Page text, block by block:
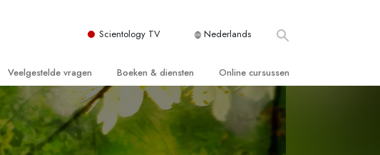
Scientology TV Nederlands
Leven
Veelgestelde vragen
Achtergrond en Grondbeginselen
Binnen in een Kerk
Boeken & diensten
Beginnersboeken
Luisterboeken
Online cursussen
Hoe men Conflicten moet Oplossen
De Drijfveren van het Bestaan